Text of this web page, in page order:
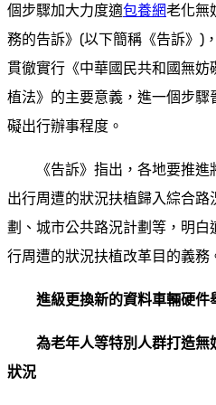
個步驟加大力度適包養網老化無
務的告訴》(以下簡稱《告訴》)
貫徹實行《中華國民共和國無妨
植法》的主要意義，進一個步驟
礙出行辦事程度。
《告訴》指出，各地要推
出行周遭的狀況扶植歸入綜合路
劃、城市公共路況計劃等，明白
行周遭的狀況扶植改革目的義務
進級更換新的資料車輛硬件
為老年人等特別人群打造無
狀況